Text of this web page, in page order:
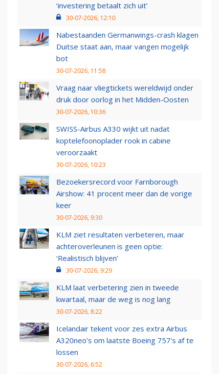
‘investering betaalt zich uit’
30-07-2026, 12:10
Nabestaanden Germanwings-crash klagen
Duitse staat aan, maar vangen mogelijk
bot
30-07-2026, 11:58
Vraag naar vliegtickets wereldwijd onder
druk door oorlog in het Midden-Oosten
30-07-2026, 10:36
SWISS-Airbus A330 wijkt uit nadat
koptelefoonoplader rook in cabine
veroorzaakt
30-07-2026, 10:23
Bezoekersrecord voor Farnborough
Airshow: 41 procent meer dan de vorige
keer
30-07-2026, 9:30
KLM ziet resultaten verbeteren, maar
achteroverleunen is geen optie:
‘Realistisch blijven’
30-07-2026, 9:29
KLM laat verbetering zien in tweede
kwartaal, maar de weg is nog lang
30-07-2026, 8:22
Icelandair tekent voor zes extra Airbus
A320neo's om laatste Boeing 757's af te
lossen
30-07-2026, 6:52